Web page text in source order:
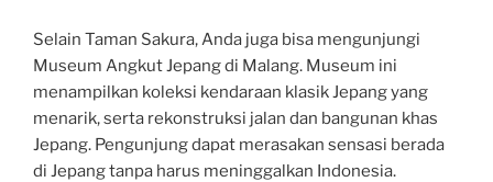
Selain Taman Sakura, Anda juga bisa mengunjungi
Museum Angkut Jepang di Malang. Museum ini
menampilkan koleksi kendaraan klasik Jepang yang
menarik, serta rekonstruksi jalan dan bangunan khas
Jepang. Pengunjung dapat merasakan sensasi berada
di Jepang tanpa harus meninggalkan Indonesia.